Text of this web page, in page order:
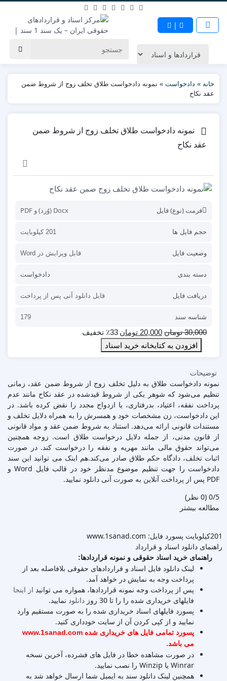
|
خانه » دادخواست » نمونه دادخواست طلاق تخلف زوج از شروط ضمن
عقد نکاح
نمونه دادخواست طلاق تخلف زوج از شروط ضمن
عقد نکاح
فرمت (نوع) فایل Docx (وُرد) و PDF
حجم فایل ها 201 کیلوبایت
وضعیت فایل قابل ویرایش در Word
دسته بندی دادخواست
دریافت فایل قابل دانلود آنی پس از پرداخت
شناسه سند 179
30,000 تومان 20,000 تومان ٪33 تخفیف
افزودن به کتابخانه خرید اسناد
توضیحات
نمونه دادخواست طلاق به دلیل تخلف زوج از شروط ضمن عقد، زمانی
تنظیم می‌شود که شوهر یکی از شروط قیدشده در عقد نکاح مانند عدم
پرداخت نفقه، اعتیاد، بدرفتاری، یا ازدواج مجدد را نقض کرده باشد. در
این دادخواست، زن مشخصات خود و همسرش را به همراه دلایل تخلف و
مستندات قانونی ارائه می‌دهد. استناد به شروط ضمن عقد و مواد قانونی
از قانون مدنی، از جمله دلایل درخواست طلاق است. زوجه همچنین
می‌تواند حقوق مالی مانند مهریه و نفقه را درخواست کند. در صورت
اثبات تخلف، دادگاه حکم طلاق صادر می‌کند.هم اینک می توانید این سند
دادخواست را جهت تنظیم موضوع مدنظر خود در قالب فایل Word و
PDF پس از پرداخت آنلاین به صورت آنی دانلود نمایید.
‫0/5 ‫(0 نظر)
مطالعه بیشتر
201کیلوبایت
پسورد فایل: www.1sanad.com
راهنمای دانلود اسناد و قرارداد
راهنمای خرید اسناد حقوقی و نمونه قراردادها:
لینک دانلود فایل اسناد و قراردادهای حقوقی بلافاصله بعد از
پرداخت وجه به نمایش در خواهد آمد.
پس از پرداخت وجه نمونه قراردادها، همواره می توانید از اینجا
فایلهای خریداری شده را را تا 30 روز
دانلود نمایید.
پسورد فایلهای اسناد خریداری شده را به صورت مستقیم وارد
نمایید و از کپی کردن آن از سایت خودداری کنید.
پسورد تمامی فایل های خریداری شده www.1sanad.com
می باشد.
در صورت مشاهده خطا در فایل های فشرده، آخرین نسخه
Winrar یا Winzip را نصب نمایید.
همچنین لینک دانلود سند به ایمیل شما ارسال خواهد شد به